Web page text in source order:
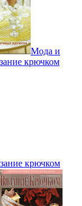
Мода и
крючком
крючком